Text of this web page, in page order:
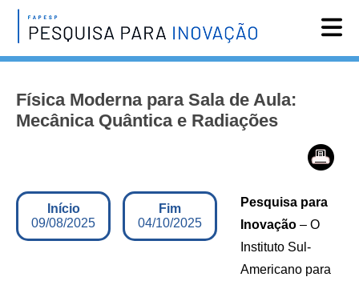
Notícias
Agenda
Assine
English
Física Moderna para Sala de Aula:
Mecânica Quântica e Radiações
Início
09/08/2025
Fim
04/10/2025
Pesquisa para
Inovação – O
Instituto Sul-
Americano para